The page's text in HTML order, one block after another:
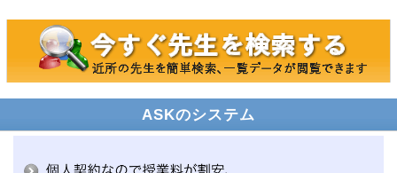
ASKのシステム